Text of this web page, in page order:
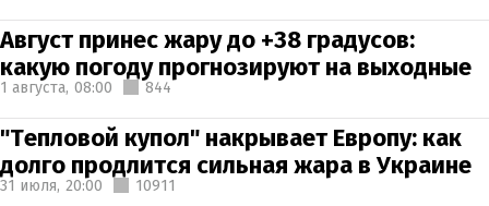
Август принес жару до +38 градусов:
какую погоду прогнозируют на выходные
1 августа, 08:00 844
"Тепловой купол" накрывает Европу: как
долго продлится сильная жара в Украине
31 июля, 20:00 10911